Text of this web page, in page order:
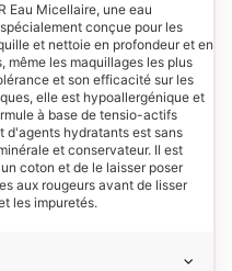
Eau Micellaire, une eau
conçue pour les
et nettoie en profondeur et en
même les maquillages les plus
et son efficacité sur les
elle est hypoallergénique et
à base de tensio-actifs
d'agents hydratants est sans
et conservateur. Il est
coton et de le laisser poser
aux rougeurs avant de lisser
les impuretés.